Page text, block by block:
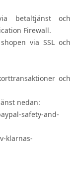
betaltjänst och
Firewall.
via SSL och
och
nedan:
safety-and-
klarnas-